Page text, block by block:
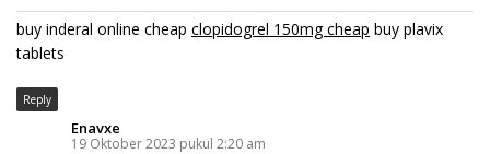
buy inderal online cheap clopidogrel 150mg cheap buy plavix
tablets
Reply
Enavxe
19 Oktober 2023 pukul 2:20 am